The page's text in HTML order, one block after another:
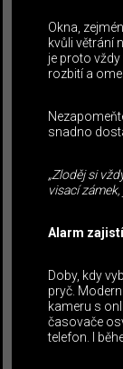
Okna,
kvůli větrání
je proto
rozbití a
snadno
„Zloděj si
visací
Alarm
Doby, kdy
pryč.
kameru s
časovače
telefon. I